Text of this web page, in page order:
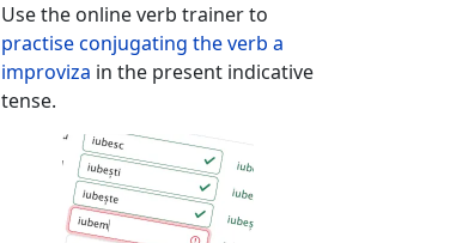
Use the online verb trainer to
practise conjugating the verb a
improviza in the present indicative
tense.